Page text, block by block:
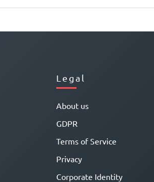
Legal
About us
GDPR
Terms of Service
Privacy
Corporate Identity